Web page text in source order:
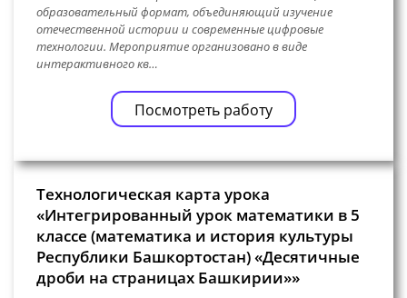
образовательный формат, объединяющий изучение
отечественной истории и современные цифровые
технологии. Мероприятие организовано в виде
интерактивного кв…
Посмотреть работу
Технологическая карта урока
«Интегрированный урок математики в 5
классе (математика и история культуры
Республики Башкортостан) «Десятичные
дроби на страницах Башкирии»»